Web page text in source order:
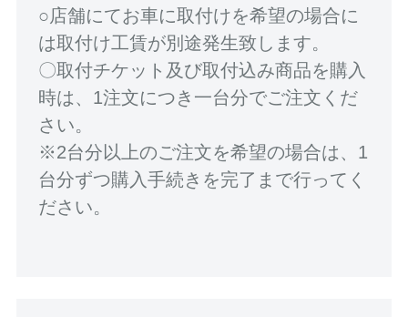
○店舗にてお車に取付けを希望の場合に
は取付け工賃が別途発生致します。
〇取付チケット及び取付込み商品を購入
時は、1注文につき一台分でご注文くだ
さい。
※2台分以上のご注文を希望の場合は、1
台分ずつ購入手続きを完了まで行ってく
ださい。